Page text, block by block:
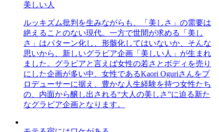
美しい人
ルッキズム批判を生みながらも、「美しさ」の需要は
絶えることのない現代。一方で世間が求める「美し
さ」はパターン化し、形骸化してはいないか、そんな
思いから、新しいグラビア企画「美しい人」が生まれ
ました。グラビアと言えば女性の若さとボディを売り
にした企画が多い中、女性であるKaori Oguriさんをプ
ロデューサーに据え、豊かな人生経験を持つ女性たち
の、内面から醸し出される“大人の美しさ”に迫る新た
なグラビア企画となります。